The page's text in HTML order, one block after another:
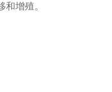
增殖。